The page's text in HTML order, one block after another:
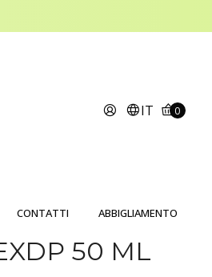
IT 0
CONTATTI ABBIGLIAMENTO
50 ML